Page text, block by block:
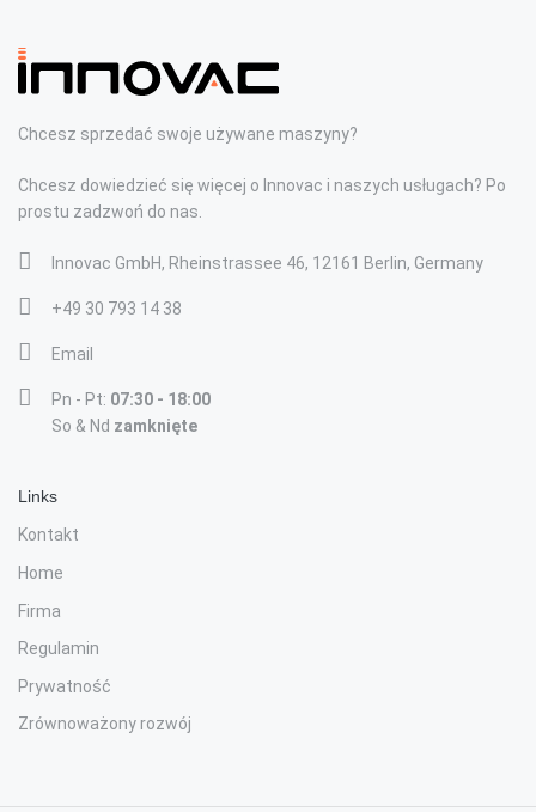
Chcesz sprzedać swoje używane maszyny?
Chcesz dowiedzieć się więcej o Innovac i naszych usługach? Po
prostu zadzwoń do nas.
Innovac GmbH, Rheinstrassee 46, 12161 Berlin, Germany
+49 30 793 14 38
Email
Pn - Pt: 07:30 - 18:00
So & Nd zamknięte
Links
Kontakt
Home
Firma
Regulamin
Prywatność
Zrównoważony rozwój